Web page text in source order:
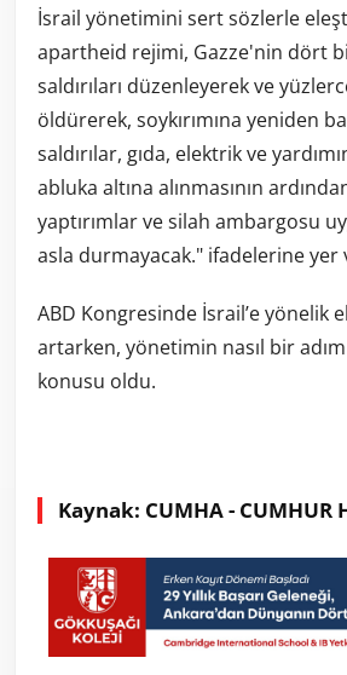
İsrail yönetimini sert sözlerle
apartheid rejimi, Gazze'nin dört
saldırıları düzenleyerek ve
öldürerek, soykırımına yeniden
saldırılar, gıda, elektrik ve
abluka altına alınmasının
yaptırımlar ve silah ambargosu
asla durmayacak." ifadelerine yer
ABD Kongresinde İsrail’e yönelik
artarken, yönetimin nasıl bir
konusu oldu.
Kaynak: CUMHA - CUMHUR